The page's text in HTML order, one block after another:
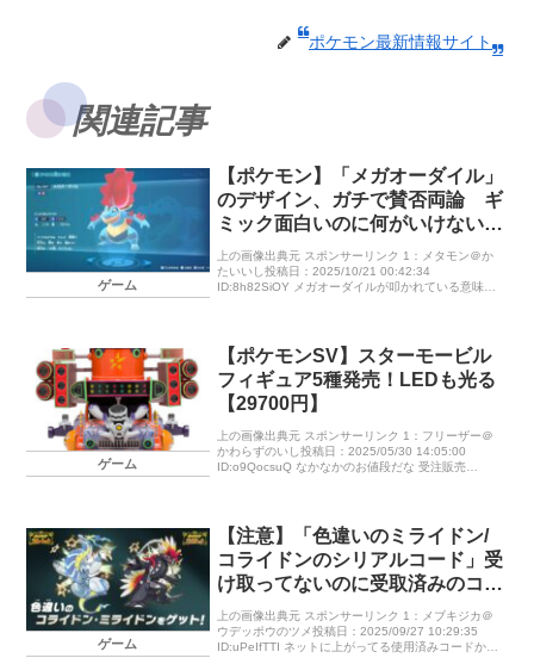
ポケモン最新情報サイト
関連記事
ゲーム
【ポケモン】「メガオーダイル」
のデザイン、ガチで賛否両論 ギ
ミック面白いのに何がいけないん
だ？
上の画像出典元 スポンサーリンク 1：メタモン＠か
たいいし投稿日：2025/10/21 00:42:34
ID:8h82SiOY メガオーダイルが叩かれている意味が
ゲーム
【ポケモンSV】スターモービル
フィギュア5種発売！LEDも光る
【29700円】
上の画像出典元 スポンサーリンク 1：フリーザー＠
かわらずのいし投稿日：2025/05/30 14:05:00
ID:o9QocsuQ なかなかのお値段だな 受注販売
ゲーム
【注意】「色違いのミライドン/
コライドンのシリアルコード」受
け取ってないのに受取済みのコー
ドが発生している模様
上の画像出典元 スポンサーリンク 1：メブキジカ＠
ウデッポウのツメ投稿日：2025/09/27 10:29:35
ID:uPeIfTTI ネットに上がってる使用済みコードから